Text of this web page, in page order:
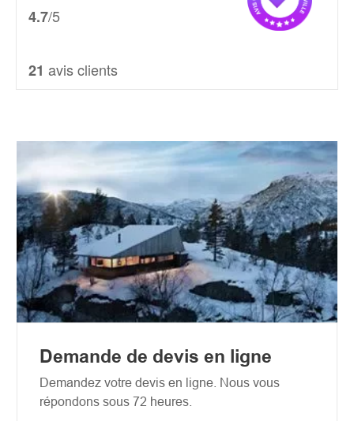
4.7/5
21 avis clients
Demande de devis en ligne
Demandez votre devis en ligne. Nous vous
répondons sous 72 heures.